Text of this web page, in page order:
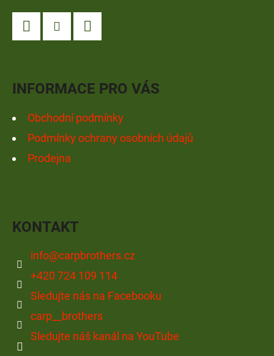
INFORMACE PRO VÁS
Obchodní podmínky
Podmínky ochrany osobních údajů
Prodejna
KONTAKT
info@carpbrothers.cz
+420 724 109 114
Sledujte nás na Facebooku
carp__brothers
Sledujte náš kanál na YouTube